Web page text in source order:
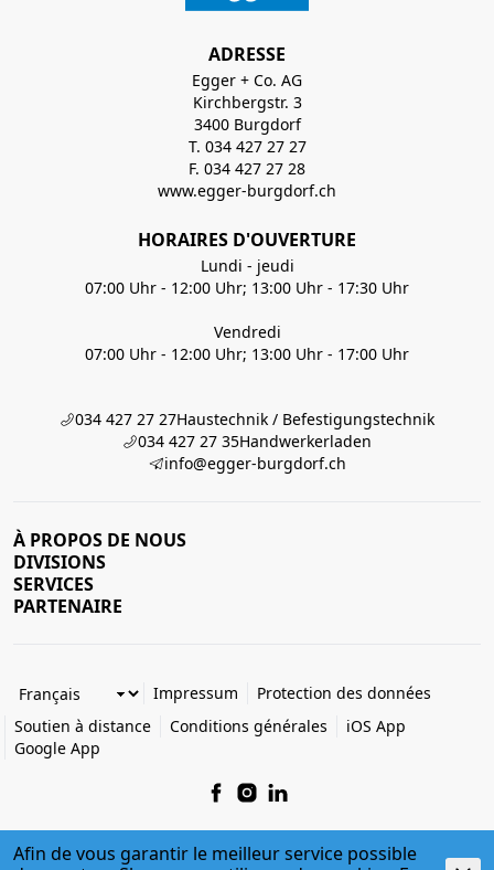
ADRESSE
Egger + Co. AG
Kirchbergstr. 3
3400 Burgdorf
T. 034 427 27 27
F. 034 427 27 28
www.egger-burgdorf.ch
HORAIRES D'OUVERTURE
Lundi - jeudi
07:00 Uhr - 12:00 Uhr; 13:00 Uhr - 17:30 Uhr
Vendredi
07:00 Uhr - 12:00 Uhr; 13:00 Uhr - 17:00 Uhr
034 427 27 27Haustechnik / Befestigungstechnik
034 427 27 35Handwerkerladen
info@egger-burgdorf.ch
À PROPOS DE NOUS
DIVISIONS
SERVICES
PARTENAIRE
Impressum
Protection des données
Soutien à distance
Conditions générales
iOS App
Google App
Afin de vous garantir le meilleur service possible